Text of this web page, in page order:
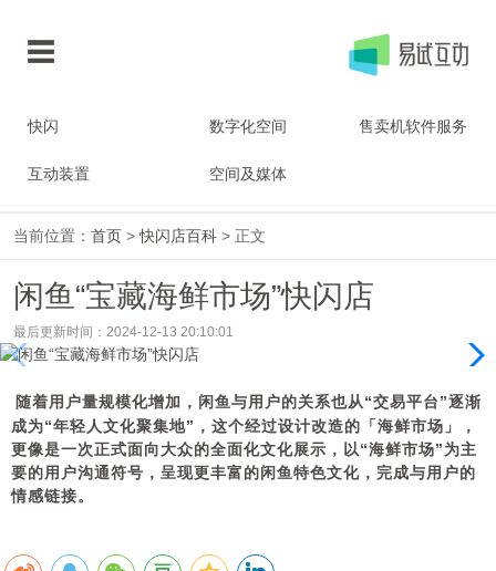
快闪 数字化空间 售卖机软件服务
互动装置 空间及媒体
当前位置： 首页 >快闪店百科 > 正文
闲鱼“宝藏海鲜市场”快闪店
最后更新时间：2024-12-13 20:10:01
随着用户量规模化增加，闲鱼与用户的关系也从“交易平台”逐渐
成为“年轻人文化聚集地” ， 这个经过设计改造的 「海鲜市场」，
更像是一次正式面向大众的全面化文化展示， 以“海鲜市场”为主
要的用户沟通符号，呈现更丰富的闲鱼特色文化，完成与用户的
情感链接。